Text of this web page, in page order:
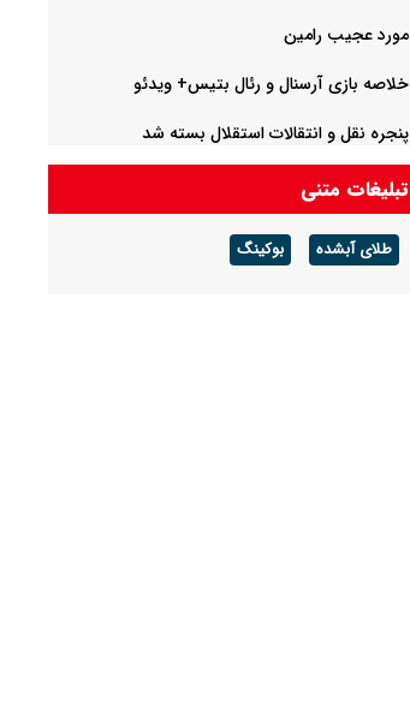
مورد عجیب رامین
خلاصه بازی آرسنال و رئال بتیس+ ویدئو
پنجره نقل و انتقالات استقلال بسته شد
تبلیغات متنی
طلای آبشده بوکینگ